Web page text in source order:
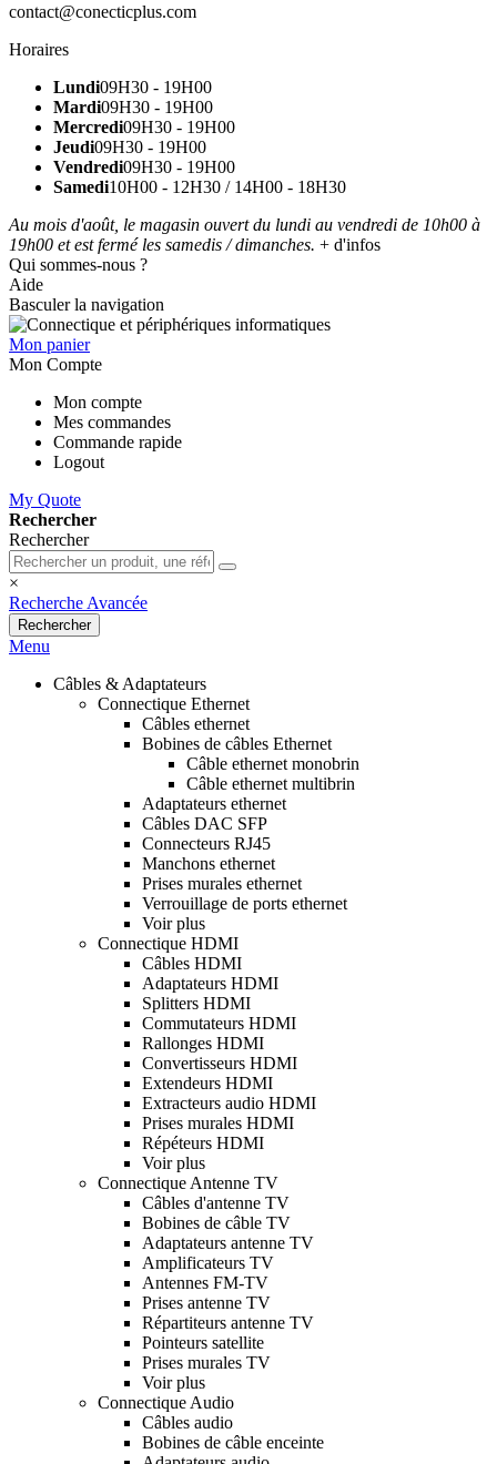
contact@conecticplus.com
Horaires
Lundi09H30 - 19H00
Mardi09H30 - 19H00
Mercredi09H30 - 19H00
Jeudi09H30 - 19H00
Vendredi09H30 - 19H00
Samedi10H00 - 12H30 / 14H00 - 18H30
Au mois d'août, le magasin ouvert du lundi au vendredi de 10h00 à
19h00 et est fermé les samedis / dimanches. + d'infos
Qui sommes-nous ?
Aide
Basculer la navigation
Mon panier
Mon Compte
Mon compte
Mes commandes
Commande rapide
Logout
My Quote
Rechercher
Rechercher
×
Recherche Avancée
Rechercher
Menu
Câbles & Adaptateurs
Connectique Ethernet
Câbles ethernet
Bobines de câbles Ethernet
Câble ethernet monobrin
Câble ethernet multibrin
Adaptateurs ethernet
Câbles DAC SFP
Connecteurs RJ45
Manchons ethernet
Prises murales ethernet
Verrouillage de ports ethernet
Voir plus
Connectique HDMI
Câbles HDMI
Adaptateurs HDMI
Splitters HDMI
Commutateurs HDMI
Rallonges HDMI
Convertisseurs HDMI
Extendeurs HDMI
Extracteurs audio HDMI
Prises murales HDMI
Répéteurs HDMI
Voir plus
Connectique Antenne TV
Câbles d'antenne TV
Bobines de câble TV
Adaptateurs antenne TV
Amplificateurs TV
Antennes FM-TV
Prises antenne TV
Répartiteurs antenne TV
Pointeurs satellite
Prises murales TV
Voir plus
Connectique Audio
Câbles audio
Bobines de câble enceinte